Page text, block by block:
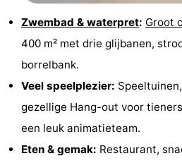
Route
Parkeren
Reisboekenwinkel
Nieuws
Medische
Zwembad & waterpret: Groot
400 m² met drie glijbanen,
borrelbank.
Veel speelplezier:
gezellige Hang-out voor
een leuk animatieteam.
Eten & gemak: Restaurant,